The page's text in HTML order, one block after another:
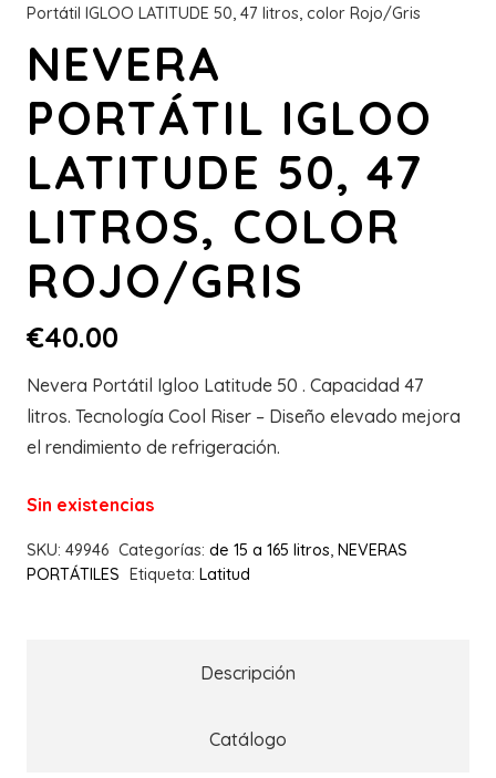
Portátil IGLOO LATITUDE 50, 47 litros, color Rojo/Gris
NEVERA
PORTÁTIL IGLOO
LATITUDE 50, 47
LITROS, COLOR
ROJO/GRIS
€40.00
Nevera Portátil Igloo Latitude 50 . Capacidad 47
litros. Tecnología Cool Riser – Diseño elevado mejora
el rendimiento de refrigeración.
Sin existencias
SKU: 49946 Categorías: de 15 a 165 litros NEVERAS
PORTÁTILES Etiqueta: Latitud
Descripción
Catálogo